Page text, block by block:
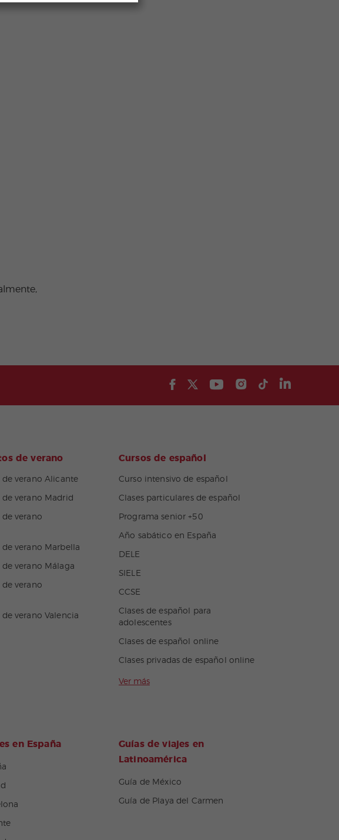
de verano
verano Alicante
verano Madrid
verano
verano Marbella
verano Málaga
verano
verano Valencia
Cursos de español
Curso intensivo de español
Clases particulares de español
Programa senior +50
Año sabático en España
DELE
SIELE
CCSE
Clases de español para
adolescentes
Clases de español online
Clases privadas de español online
Ver más
en España
Guías de viajes en
Latinoamérica
Guía de México
Guía de Playa del Carmen